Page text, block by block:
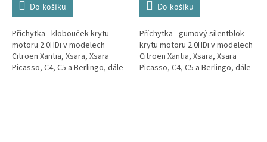
Do košíku
Příchytka - klobouček krytu
motoru 2.0HDi v modelech
Citroen Xantia, Xsara, Xsara
Picasso, C4, C5 a Berlingo, dále
ve vozech Peugeot 206, 306,
Do košíku
Příchytka - gumový silentblok
krytu motoru 2.0HDi v modelech
Citroen Xantia, Xsara, Xsara
Picasso, C4, C5 a Berlingo, dále
ve vozech Peugeot 206, 306,